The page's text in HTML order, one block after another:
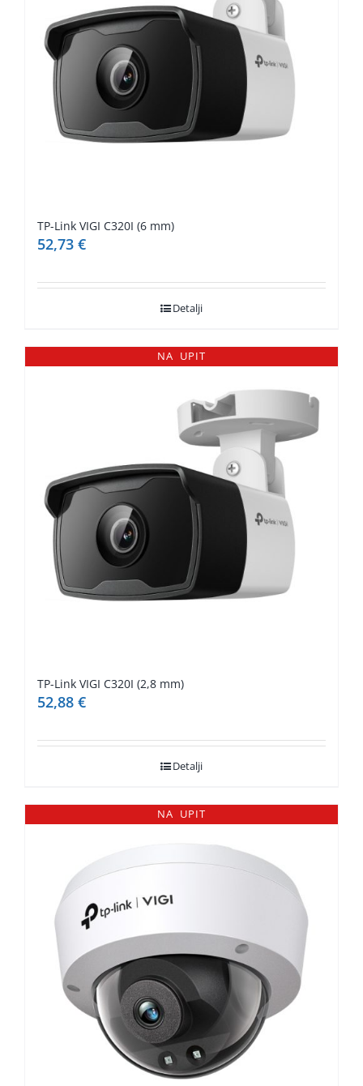
TP-Link VIGI C320I (6 mm)
52,73 €
Detalji
NA UPIT
TP-Link VIGI C320I (2,8 mm)
52,88 €
Detalji
NA UPIT